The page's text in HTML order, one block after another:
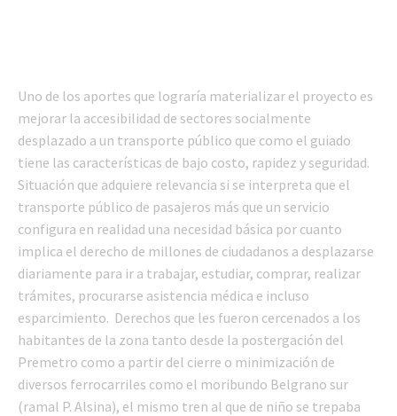
Uno de los aportes que lograría materializar el proyecto es
mejorar la accesibilidad de sectores socialmente
desplazado a un transporte público que como el guiado
tiene las características de bajo costo, rapidez y seguridad.
Situación que adquiere relevancia si se interpreta que el
transporte público de pasajeros más que un servicio
configura en realidad una necesidad básica por cuanto
implica el derecho de millones de ciudadanos a desplazarse
diariamente para ir a trabajar, estudiar, comprar, realizar
trámites, procurarse asistencia médica e incluso
esparcimiento. Derechos que les fueron cercenados a los
habitantes de la zona tanto desde la postergación del
Premetro como a partir del cierre o minimización de
diversos ferrocarriles como el moribundo Belgrano sur
(ramal P. Alsina), el mismo tren al que de niño se trepaba